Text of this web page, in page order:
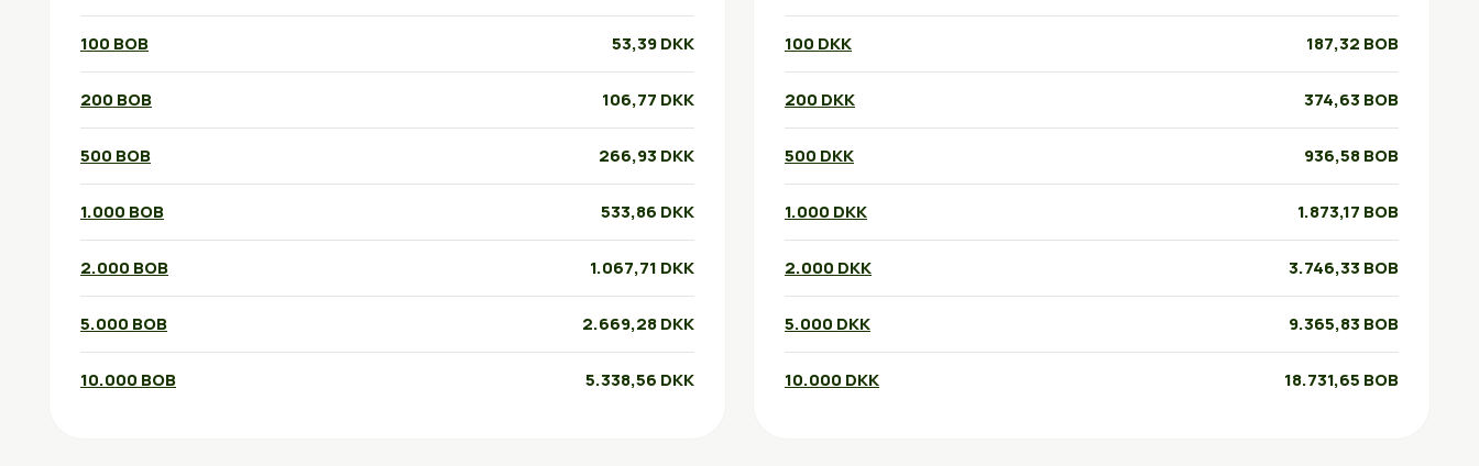
100 BOB 53,39 DKK
200 BOB 106,77 DKK
500 BOB 266,93 DKK
1.000 BOB 533,86 DKK
2.000 BOB 1.067,71 DKK
5.000 BOB 2.669,28 DKK
10.000 BOB 5.338,56 DKK
100 DKK 187,32 BOB
200 DKK 374,63 BOB
500 DKK 936,58 BOB
1.000 DKK 1.873,17 BOB
2.000 DKK 3.746,33 BOB
5.000 DKK 9.365,83 BOB
10.000 DKK 18.731,65 BOB